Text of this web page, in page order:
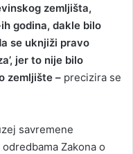
zemljišta,
godina, dakle bilo
se uknjiži pravo
jer to nije bilo
zemljište – precizira se
savremene
Zakona o